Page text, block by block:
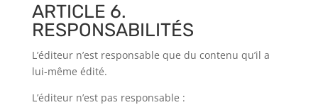
ARTICLE 6.
RESPONSABILITÉS
L’éditeur n’est responsable que du contenu qu’il a
lui-même édité.
L’éditeur n’est pas responsable :